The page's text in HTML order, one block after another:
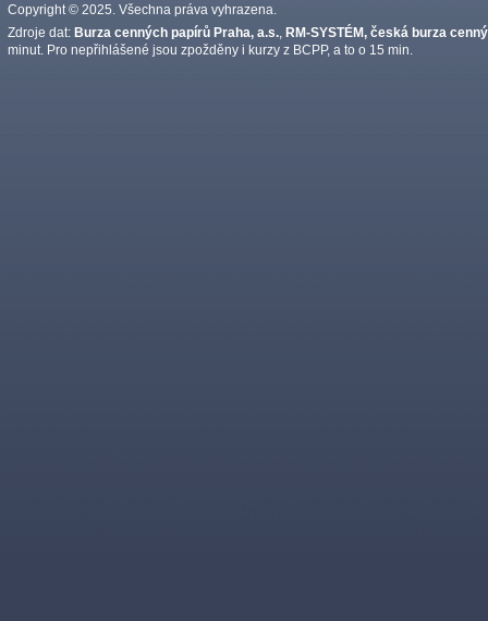
Copyright © 2025. Všechna práva vyhrazena.
Zdroje dat: Burza cenných papírů Praha, a.s. RM-SYSTÉM, česká burza
minut. Pro nepřihlášené jsou zpožděny i kurzy z BCPP, a to o 15 min.